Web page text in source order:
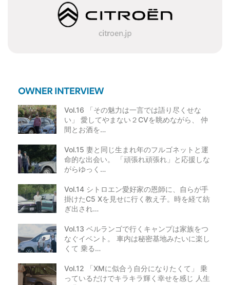
Vol.16 「その魅力は一言では語り尽くせな
い」 愛してやまない２CVを眺めながら、 仲
間とお酒を…
Vol.15 妻と同じ生まれ年のフルゴネットと運
命的な出会い。 「頑張れ頑張れ」と応援しな
がらゆっく…
Vol.14 シトロエン愛好家の恩師に、自らが手
掛けたC5 Xを見せに行く教え子。時を経て紡
ぎ出され…
Vol.13 ベルランゴで行くキャンプは家族をつ
なぐイベント。 車内は秘密基地みたいに楽し
くて 乗る…
Vol.12 「XMに似合う自分になりたくて」 乗
っているだけでキラキラ輝く幸せを感じ 人生